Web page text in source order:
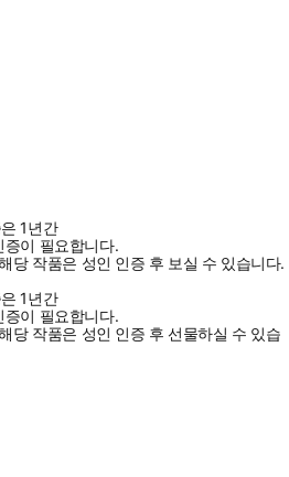
1년간
증이 필요합니다.
당 작품은 성인 인증 후 보실 수 있습니다.
1년간
증이 필요합니다.
당 작품은 성인 인증 후 선물하실 수 있습